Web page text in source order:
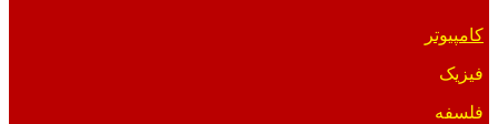
کامپیوتر
فیزیک
فلسفه